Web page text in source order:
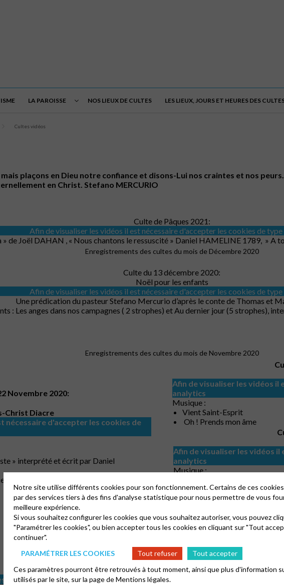
LA PAROISSE NOS LIEUX DE CULTES LES LIEUX, JOURS ET HEURES DES
Cultes vidéos
plaçons en Dieu notre confiance et disons-Lui nos craintes et nos
en Christ. Stefano MERCURIO
Culte de Pâques 2021:
Afin de visualiser les vidéos il est nécessaire d'accepter les cookies de
» de Joël DAHAN , « Nous chantons le ressuscité » Daniel HAMELINE 1789, » A
Enregistrements des cultes du mois de Décembre 2020
Culte du 13 décembre 2020:
Noël pour les enfants
Afin de visualiser les vidéos il est nécessaire d'accepter les cookies de
Une prédication du pasteur Stefano Mercurio d’après le conte de Thomas et
: Les anges dans nos campagnes ( 2 strophes) et Au dernier jour (5 strophes),
Enregistrements des cultes du mois de Novembre 2020
Novembre 2020:
Christ Diacre
nécessaire d'accepter les cookies de
» interprété et écrit par Daniel
» texte Rien SAILLENS Mélodie J.S.
Afin de visualiser les vidéos il
analytics
Musique :
Vient Saint-Esprit
Oh ! Prends mon âme
Afin de visualiser les vidéos
analytics
Musique :
« Devenir témoins » de Joël
Enregistrements des cultes du mois d’Octobre 2020
Culte du mois d’octobre 2020:
La réconciliation
d'accepter les cookies de type analytics
Notre site utilise différents cookies pour son fonctionnement. Certains de ces
par des services tiers à des fins d'analyse statistique pour nous permettre de vous
meilleure expérience.
Si vous souhaitez configurer les cookies que vous souhaitez autoriser, vous pouvez
"Paramétrer les cookies", ou bien accepter tous les cookies en cliquant sur "Tout
continuer".
PARAMÉTRER LES COOKIES
Tout refuser
Tout accepter
Ces paramètres pourront être retrouvés à tout moment, ainsi que plus d'information
utilisés par le site, sur la page deMentions légales.